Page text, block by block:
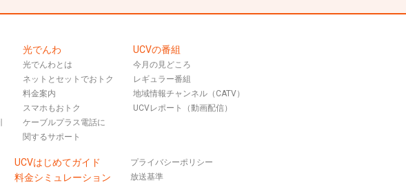
光でんわ
光でんわとは
ネットとセットでおトク
料金案内
スマホもおトク
ケーブルプラス電話に
関するサポート
UCVの番組
今月の見どころ
レギュラー番組
地域情報チャンネル（CATV）
UCVレポート（動画配信）
UCVはじめてガイド
料金シミュレーション
プライバシーポリシー
放送基準